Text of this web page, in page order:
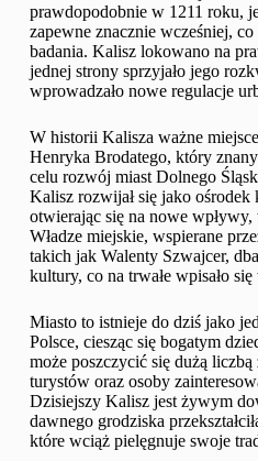
prawdopodobnie w 1211 roku,
zapewne znacznie wcześniej,
badania. Kalisz lokowano na
jednej strony sprzyjało jego
wprowadzało nowe regulacje
W historii Kalisza ważne
Henryka Brodatego, który znany
celu rozwój miast Dolnego
Kalisz rozwijał się jako
otwierając się na nowe
Władze miejskie, wspierane
takich jak Walenty Szwajcer,
kultury, co na trwałe wpisało
Miasto to istnieje do dziś jako
Polsce, ciesząc się bogatym
może poszczycić się dużą
turystów oraz osoby
Dzisiejszy Kalisz jest żywym
dawnego grodziska
które wciąż pielęgnuje swoje